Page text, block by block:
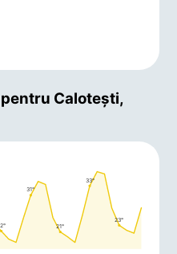
Caloteşti,
31°
21°
33°
23°